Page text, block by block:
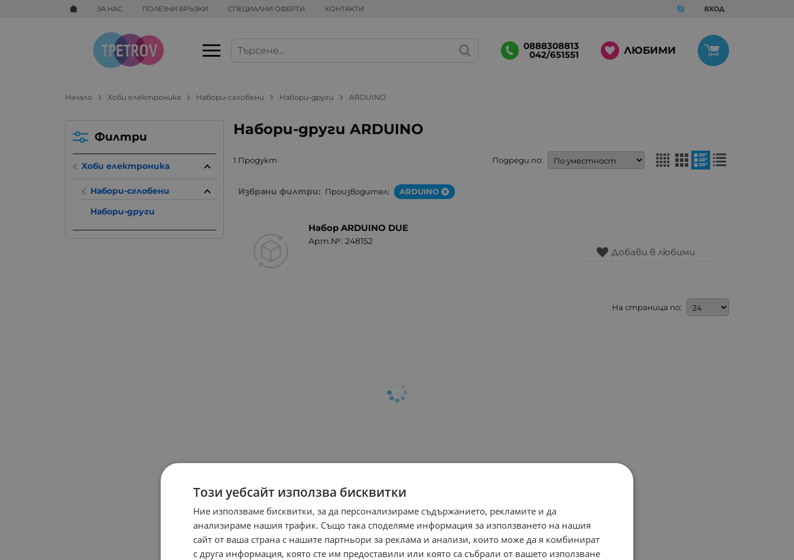
ЗА НАС ПОЛЕЗНИ ВРЪЗКИ СПЕЦИАЛНИ ОФЕРТИ КОНТАКТИ ВХОД
0888308813
042/651551 ЛЮБИМИ
Начало Хоби електроника Набори-сглобени Набори-други ARDUINO
Набори-други ARDUINO
1 Продукт Подреди по:
Избрани филтри: Производител: ARDUINO
Набор ARDUINO DUE
Арт.№: 248152
Добави в любими
На страница по:
Филтри
Хоби електроника
Набори-сглобени
Набори-други
Този уебсайт използва бисквитки
Ние използваме бисквитки, за да персонализираме съдържанието, рекламите и да
анализираме нашия трафик. Също така споделяме информация за използването на нашия
сайт от ваша страна с нашите партньори за реклама и анализи, които може да я комбинират
с друга информация, която сте им предоставили или която са събрали от вашето използване